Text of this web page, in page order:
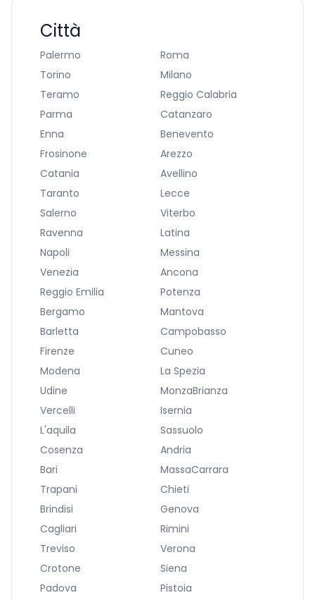
Città
Palermo
Roma
Torino
Milano
Teramo
Reggio Calabria
Parma
Catanzaro
Enna
Benevento
Frosinone
Arezzo
Catania
Avellino
Taranto
Lecce
Salerno
Viterbo
Ravenna
Latina
Napoli
Messina
Venezia
Ancona
Reggio Emilia
Potenza
Bergamo
Mantova
Barletta
Campobasso
Firenze
Cuneo
Modena
La Spezia
Udine
MonzaBrianza
Vercelli
Isernia
L'aquila
Sassuolo
Cosenza
Andria
Bari
MassaCarrara
Trapani
Chieti
Brindisi
Genova
Cagliari
Rimini
Treviso
Verona
Crotone
Siena
Padova
Pistoia